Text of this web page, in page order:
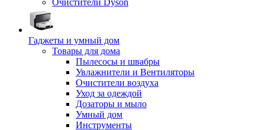
Очистители Dyson
Гаджеты и умный дом
Товары для дома
Пылесосы и швабры
Увлажнители и Вентиляторы
Очистители воздуха
Уход за одеждой
Дозаторы и мыло
Умный дом
Инструменты